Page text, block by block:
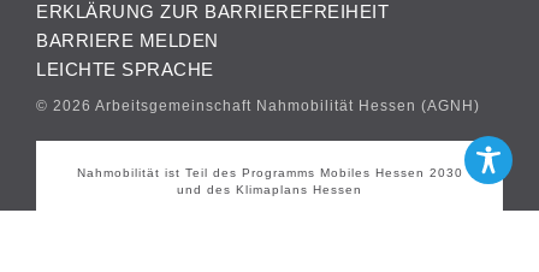
ERKLÄRUNG ZUR BARRIEREFREIHEIT
BARRIERE MELDEN
LEICHTE SPRACHE
© 2026 Arbeitsgemeinschaft Nahmobilität Hessen (AGNH)
Nahmobilität ist Teil des Programms Mobiles Hessen 2030
und des Klimaplans Hessen